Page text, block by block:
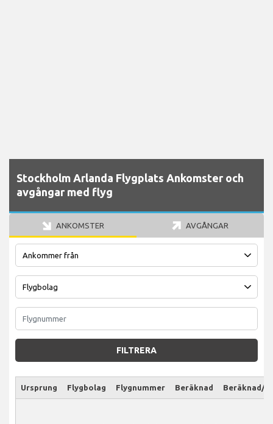
Stockholm Arlanda Flygplats Ankomster och
avgångar med flyg
ANKOMSTER AVGÅNGAR
FILTRERA
Ursprung Flygbolag Flygnummer Beräknad Beräknad/